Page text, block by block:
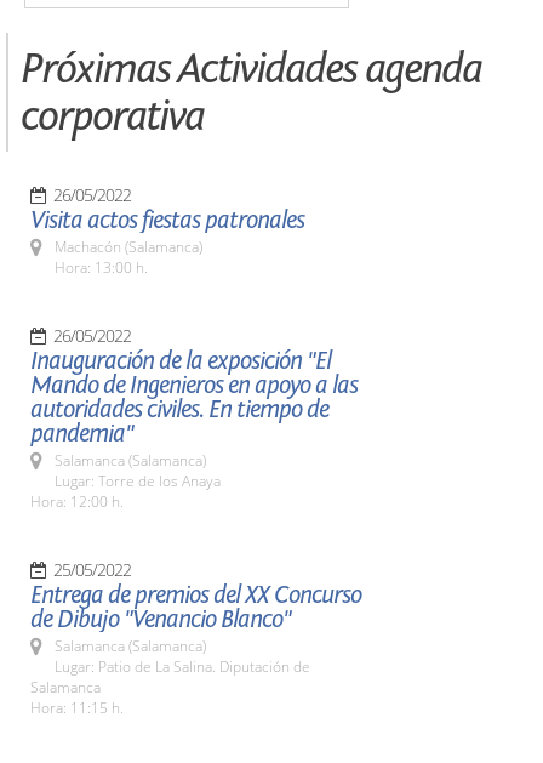
Próximas Actividades agenda
corporativa
26/05/2022
Visita actos fiestas patronales
Machacón (Salamanca)
Hora: 13:00 h.
26/05/2022
Inauguración de la exposición "El
Mando de Ingenieros en apoyo a las
autoridades civiles. En tiempo de
pandemia"
Salamanca (Salamanca)
Lugar: Torre de los Anaya
Hora: 12:00 h.
25/05/2022
Entrega de premios del XX Concurso
de Dibujo "Venancio Blanco"
Salamanca (Salamanca)
Lugar: Patio de La Salina. Diputación de
Salamanca
Hora: 11:15 h.